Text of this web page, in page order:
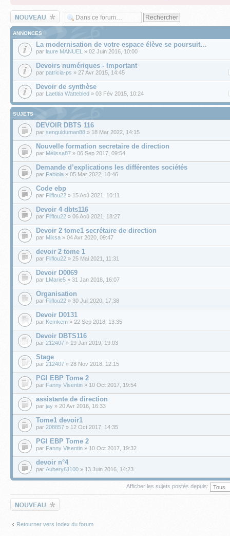
Écrire un nouveau
sujet
ANNONCES
La modernisation de votre espace élève se poursuit…
par laure MANUEL » 02 Juin 2016, 10:00
Devoirs numériques - Important
par patricia-ps » 27 Avr 2015, 14:45
Devoir de synthèse
par Laetitia Wattebled » 03 Fév 2015, 10:24
SUJETS
DEVOIR DBTS 116
par sengulduman88 » 18 Mar 2022, 14:15
Nouvelle formation secretaire de direction
par Mélissa87 » 06 Sep 2017, 09:54
Demande d’explications les différentes sociétés
par Fabiola » 05 Mar 2022, 10:46
Code ebp
par Fliflou22 » 15 Aoû 2021, 10:11
Devoir 4 dbts116
par Fliflou22 » 06 Aoû 2021, 18:27
Devoir 2 tome1 secrétaire de direction
par Miksa » 04 Avr 2020, 09:47
devoir 2 tome 1
par Fliflou22 » 25 Mai 2021, 11:31
Devoir D0069
par LMarie5 » 31 Jan 2018, 16:07
Organisation
par Fliflou22 » 30 Juil 2020, 17:38
Devoir D0131
par Kemkem » 22 Sep 2018, 13:35
Devoir DBTS116
par 212407 » 19 Jan 2019, 19:03
Stage
par 212407 » 28 Nov 2018, 12:15
PGI EBP Tome 2
par Fanny Visentin » 10 Oct 2017, 19:54
assistante de direction
par jay » 20 Avr 2016, 16:33
Tome1 devoir1
par 208857 » 12 Oct 2017, 14:35
PGI EBP Tome 2
par Fanny Visentin » 10 Oct 2017, 19:32
devoir n°4
par Aubery61100 » 13 Juin 2016, 14:23
Afficher les sujets postés depuis:
Écrire un nouveau
sujet
Retourner vers Index du forum